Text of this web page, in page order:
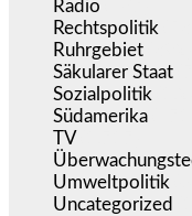
Radio
Rechtspolitik
Ruhrgebiet
Säkularer Staat
Sozialpolitik
Südamerika
TV
Umweltpolitik
Uncategorized